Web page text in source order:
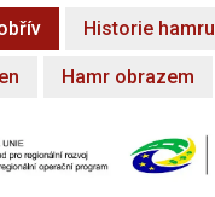
Historie hamru
Hamr obrazem